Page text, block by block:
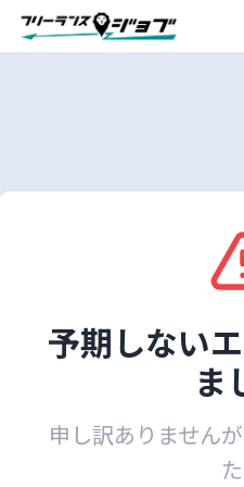
予期しない
ま
申し訳ありません
た